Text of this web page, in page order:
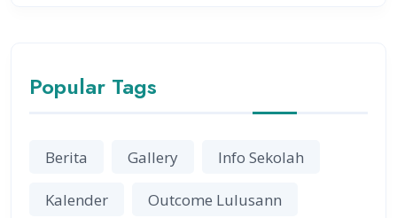
Popular Tags
Berita Gallery Info Sekolah
Kalender Outcome Lulusann